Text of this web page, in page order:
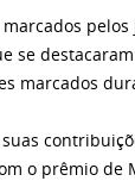
pelos
se
marcados
o prêmio de